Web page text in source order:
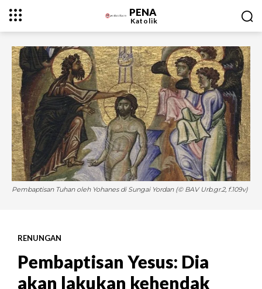
PENA
Katolik
Pembaptisan Tuhan oleh Yohanes di Sungai Yordan (© BAV Urb.gr.2, f.109v)
RENUNGAN
Pembaptisan Yesus: Dia
akan lakukan kehendak